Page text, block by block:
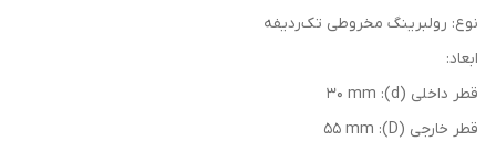
نوع: رولبرینگ مخروطی تک‌ردیفه
ابعاد:
قطر داخلی (d): 30 mm
قطر خارجی (D): 55 mm